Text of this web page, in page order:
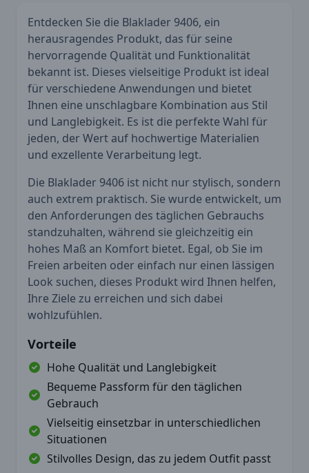
Entdecken Sie die Blaklader 9406, ein
herausragendes Produkt, das für seine
hervorragende Qualität und Funktionalität
bekannt ist. Dieses vielseitige Produkt ist ideal
für verschiedene Anwendungen und bietet
Ihnen eine unschlagbare Kombination aus Stil
und Langlebigkeit. Es ist die perfekte Wahl für
jeden, der Wert auf hochwertige Materialien
und exzellente Verarbeitung legt.
Die Blaklader 9406 ist nicht nur stylisch, sondern
auch extrem praktisch. Sie wurde entwickelt, um
den Anforderungen des täglichen Gebrauchs
standzuhalten, während sie gleichzeitig ein
hohes Maß an Komfort bietet. Egal, ob Sie im
Freien arbeiten oder einfach nur einen lässigen
Look suchen, dieses Produkt wird Ihnen helfen,
Ihre Ziele zu erreichen und sich dabei
wohlzufühlen.
Vorteile
Hohe Qualität und Langlebigkeit
Bequeme Passform für den täglichen
Gebrauch
Vielseitig einsetzbar in unterschiedlichen
Situationen
Stilvolles Design, das zu jedem Outfit passt